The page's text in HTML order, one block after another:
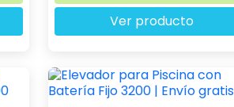
Ver producto